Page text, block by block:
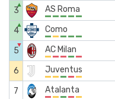
3
▲ AS Roma
4
▲ Como
5
▼ AC Milan
6
Juventus
7
Atalanta